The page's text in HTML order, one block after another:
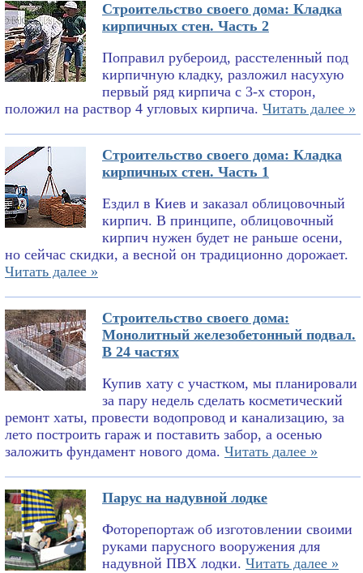
Строительство своего дома: Кладка
кирпичных стен. Часть 2
Поправил рубероид, расстеленный под
кирпичную кладку, разложил насухую
первый ряд кирпича с 3-х сторон,
положил на раствор 4 угловых кирпича. Читать далее »
Строительство своего дома: Кладка
кирпичных стен. Часть 1
Ездил в Киев и заказал облицовочный
кирпич. В принципе, облицовочный
кирпич нужен будет не раньше осени,
но сейчас скидки, а весной он традиционно дорожает.
Читать далее »
Строительство своего дома:
Монолитный железобетонный подвал.
В 24 частях
Купив хату с участком, мы планировали
за пару недель сделать косметический
ремонт хаты, провести водопровод и канализацию, за
лето построить гараж и поставить забор, а осенью
заложить фундамент нового дома. Читать далее »
Парус на надувной лодке
Фоторепортаж об изготовлении своими
руками парусного вооружения для
надувной ПВХ лодки. Читать далее »